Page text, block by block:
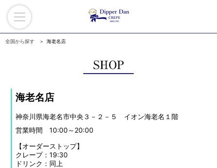
全国から探す 海老名店
海老名店
神奈川県海老名市中央３－２－５ イオン海老名１階
営業時間 10:00～20:00
【オーダーストップ】
クレープ：19:30
ドリンク：同上